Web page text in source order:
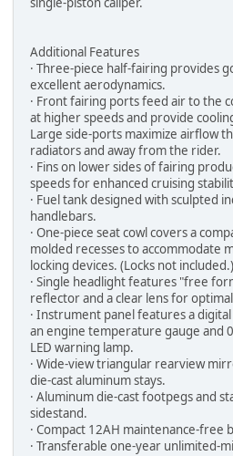
Additional Features
· Three-piece half-fairing provides
excellent aerodynamics.
· Front fairing ports feed air to the
at higher speeds and provide
Large side-ports maximize airflow
radiators and away from the rider.
· Fins on lower sides of fairing
speeds for enhanced cruising
· Fuel tank designed with sculpted
handlebars.
· One-piece seat cowl covers a
molded recesses to accommodate
locking devices. (Locks not included.)
· Single headlight features "free
reflector and a clear lens for
· Instrument panel features a
an engine temperature gauge and
LED warning lamp.
· Wide-view triangular rearview
die-cast aluminum stays.
· Aluminum die-cast footpegs and
sidestand.
· Compact 12AH maintenance-free
· Transferable one-year unlimited-